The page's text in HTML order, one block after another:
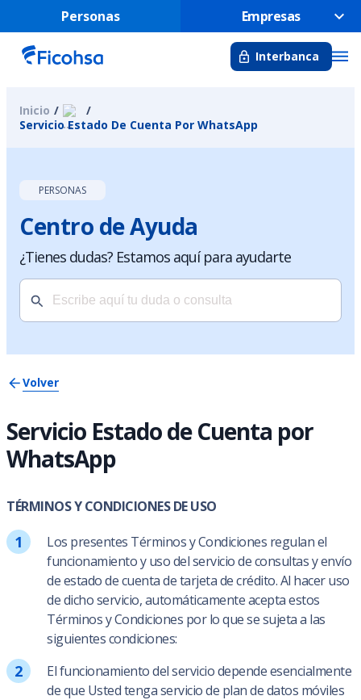
Personas Empresas
Interbanca
Inicio
Servicio Estado De Cuenta Por WhatsApp
PERSONAS
Centro de Ayuda
¿Tienes dudas? Estamos aquí para ayudarte
Volver
Servicio Estado de Cuenta por
WhatsApp
TÉRMINOS Y CONDICIONES DE USO
Los presentes Términos y Condiciones regulan el
funcionamiento y uso del servicio de consultas y envío
de estado de cuenta de tarjeta de crédito. Al hacer uso
de dicho servicio, automáticamente acepta estos
Términos y Condiciones por lo que se sujeta a las
siguientes condiciones:
El funcionamiento del servicio depende esencialmente
de que Usted tenga servicio de plan de datos móviles